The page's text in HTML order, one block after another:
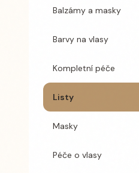
Balzámy a masky
Barvy na vlasy
Kompletní péče
Listy
Masky
Péče o vlasy